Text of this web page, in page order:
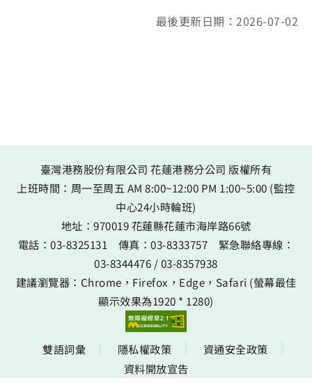
最後更新日期：2026-07-02
臺灣港務股份有限公司 花蓮港務分公司 版權所有
上班時間：周一至周五 AM 8:00~12:00 PM 1:00~5:00 (監控
中心24小時輪班)
地址： 970019 花蓮縣花蓮市海岸路66號
電話：03-8325131 傳真：03-8333757 緊急聯絡專線：
03-8344476 /03-8357938
建議瀏覽器：Chrome，Firefox，Edge，Safari (螢幕最佳
顯示效果為1920 * 1280)
雙語詞彙 隱私權政策
資通安全政策
資料開放宣告